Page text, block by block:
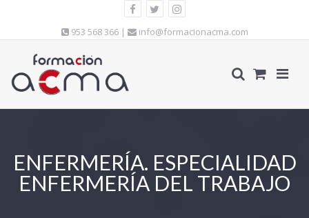
953 568 366 | info@formacionacma.com
ENFERMERÍA. ESPECIALIDAD
ENFERMERÍA DEL TRABAJO